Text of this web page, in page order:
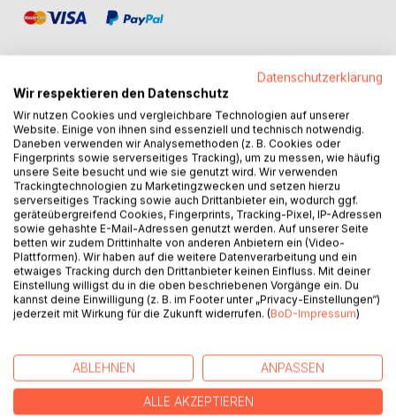
BESCHREIBUNG
Die junge Letisha findet sich auf einmal in einer Welt
wieder, in der nichts so ist, wie es scheint. In einem
fremden Land steht sie plötzlich im Mittelpunkt, eines
Krieges, den sie nicht versteht. Zwei Fronten, die über
Leichen gehen, um sich gegenseitig auszulöschen, und
Letisha mittendrin. Was hat das alles mit ihr zu tun? Wieso
wird sie von beiden Seiten verfolgt? Regelrecht gejagt?
Wem kann Sie vertrauen? Wer kämpft für sie? Wer gegen
sie? Denn eines steht fest, jemand will sie tot sehen. Auf
und herausfinden, was für ein Spiel in diesem Land gespielt
wird. Wie vertraut man, wenn jeder ein Verräter sein kann?
Wie befreit man sich aus den Fängen einer Welt, die man
nicht kennt? Nicht versteht? Was würdest DU tun?
Datenschutzerklärung
Wir respektieren den Datenschutz
Wir nutzen Cookies und vergleichbare Technologien auf unserer
Website. Einige von ihnen sind essenziell und technisch notwendig.
Daneben verwenden wir Analysemethoden (z. B. Cookies oder
Fingerprints sowie serverseitiges Tracking), um zu messen, wie häufig
unsere Seite besucht und wie sie genutzt wird. Wir verwenden
Trackingtechnologien zu Marketingzwecken und setzen hierzu
serverseitiges Tracking sowie auch Drittanbieter ein, wodurch ggf.
geräteübergreifend Cookies, Fingerprints, Tracking-Pixel, IP-Adressen
sowie gehashte E-Mail-Adressen genutzt werden. Auf unserer Seite
betten wir zudem Drittinhalte von anderen Anbietern ein (Video-
Plattformen). Wir haben auf die weitere Datenverarbeitung und ein
etwaiges Tracking durch den Drittanbieter keinen Einfluss. Mit deiner
Einstellung willigst du in die oben beschriebenen Vorgänge ein. Du
kannst deine Einwilligung (z. B. im Footer unter „Privacy-Einstellungen“)
jederzeit mit Wirkung für die Zukunft widerrufen. (BoD-Impressum)
ABLEHNEN ANPASSEN
ALLE AKZEPTIEREN